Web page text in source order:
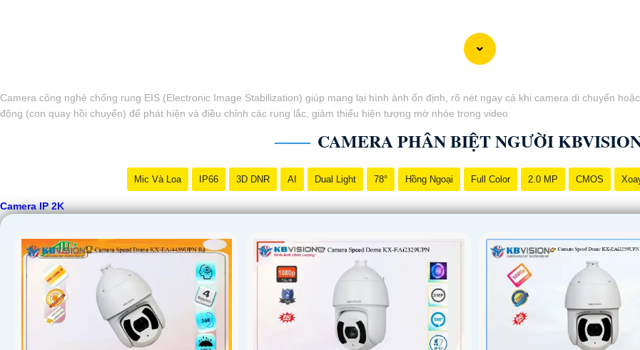
Camera công nghệ chống rung EIS (Electronic Image Stabilization) giúp mang lại hình ảnh ổn định, rõ nét ngay cả khi camera di chuyển
động (con quay hồi chuyển) để phát hiện và điều chỉnh các rung lắc, giảm thiểu hiện tượng mờ nhòe trong video
CAMERA PHÂN BIỆT NGƯỜI
Mic Và Loa IP66 3D DNR AI Dual Light 78° Hồng Ngoại Full Color 2.0 MP CMOS
Camera IP 2K